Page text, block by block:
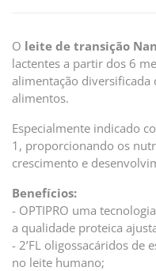
O leite de transição
lactentes a partir dos 6
alimentação
alimentos.
Especialmente indicado
1 , proporcionando os
crescimento e
Benefícios:
- OPTIPRO uma
a qualidade proteica
- 2’FL oligossacáridos de
no leite humano;